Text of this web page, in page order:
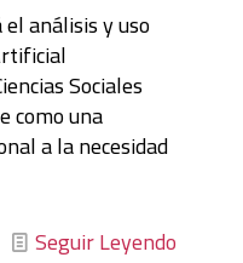
análisis y uso
Sociales
como una
a la necesidad
Seguir Leyendo